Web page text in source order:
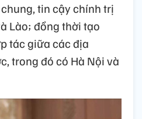
tin cậy chính trị
Lào; đồng thời tạo
tác giữa các địa
trong đó có Hà Nội và